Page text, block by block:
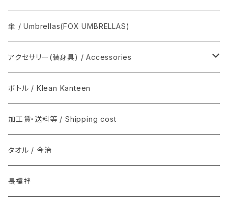
T.T / ティーティー
NEAT / ニート
扇子, 団扇 / Folding fan
足袋 / Tabi
マスク / Mask
クバ民具
その他 / Other
COMME des GARÇONS
THE INOUE BROTHERS...
REAL HARNESS / Belt(ベルト)
Joshua Ellis(ジョシュア・エリス) / マフラー
Graphpaper(グラフペーパー）
ソックス
DENTS
傘 / Umbrellas(FOX UMBRELLAS)
アクセサリー(装身具) / Accessories
semeno / セメノ
ボトル / Klean Kanteen
加工賃・送料等 / Shipping cost
タオル / 今治
長襦袢